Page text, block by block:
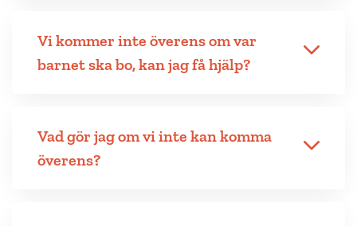
Vi kommer inte överens om var
barnet ska bo, kan jag få hjälp?
Vad gör jag om vi inte kan komma
överens?